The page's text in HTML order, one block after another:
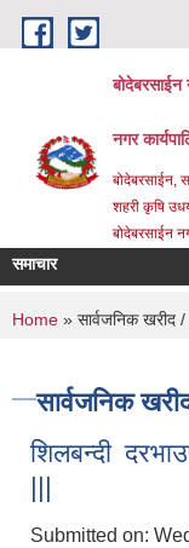
Skip to main content
बोदेबरसाईन
नगर
बोदेबरसाईन,
शहरी कृषि
बोदेबरसाईन
समाचार
You are
Home » सार्वजनिक खरीद
सार्वजनिक
शिलबन्दी
Submitted on: